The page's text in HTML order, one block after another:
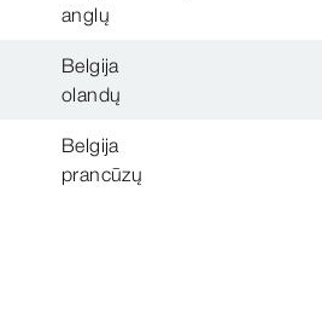
anglų
Belgija
olandų
Belgija
prancūzų